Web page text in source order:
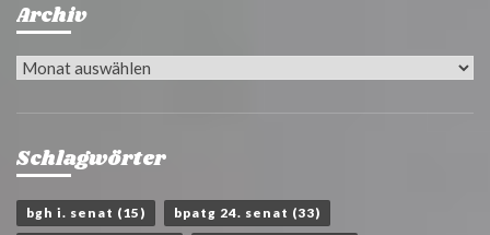
Archiv
Archiv
Schlagwörter
bgh i. senat (15) bpatg 24. senat (33)